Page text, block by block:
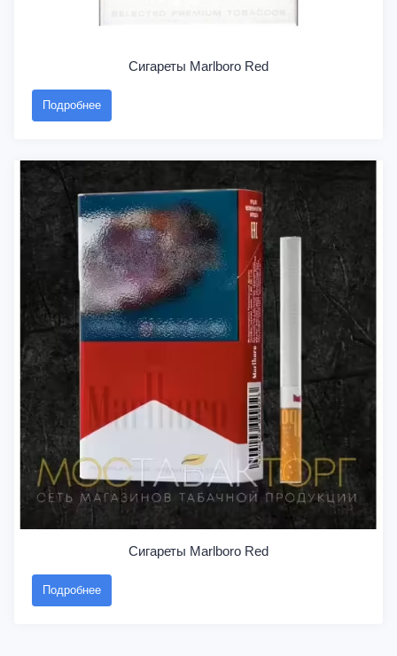
Сигареты Marlboro Red
Подробнее
Сигареты Marlboro Red
Подробнее